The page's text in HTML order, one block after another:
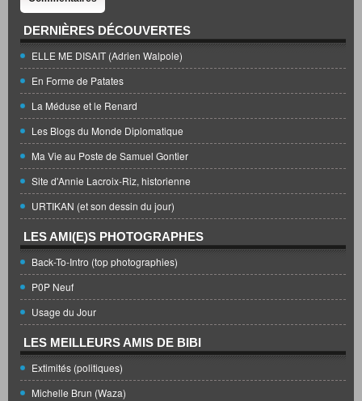
DERNIÈRES DÉCOUVERTES
ELLE ME DISAIT (Adrien Walpole)
En Forme de Patates
La Méduse et le Renard
Les Blogs du Monde Diplomatique
Ma Vie au Poste de Samuel Gontier
Site d'Annie Lacroix-Riz, historienne
URTIKAN (et son dessin du jour)
LES AMI(E)S PHOTOGRAPHES
Back-To-Intro (top photographies)
P0P Neuf
Usage du Jour
LES MEILLEURS AMIS DE BIBI
Extimités (politiques)
Michelle Brun (Waza)